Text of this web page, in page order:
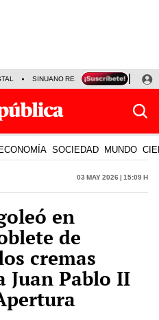
SINUANO RESULTADOS HOY
ECONOMÍA SOCIEDAD MUNDO
03 May 2026 | 15:09 h
en
de
cremas
Juan Pablo II